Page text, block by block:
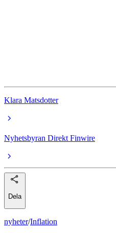
Klara Matsdotter
Nyhetsbyran Direkt Finwire
Dela
nyheter/Inflation